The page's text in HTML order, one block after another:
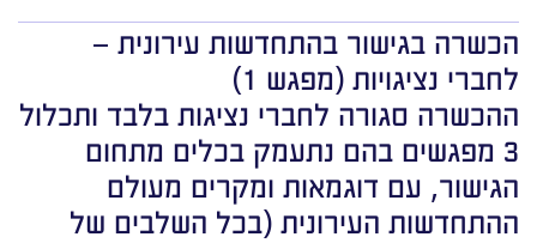
הכשרה בגישור בהתחדשות עירונית –
לחברי נציגויות (מפגש 1)
ההכשרה סגורה לחברי נציגות בלבד ותכלול
3 מפגשים בהם נתעמק בכלים מתחום
הגישור, עם דוגמאות ומקרים מעולם
ההתחדשות העירונית (בכל השלבים של